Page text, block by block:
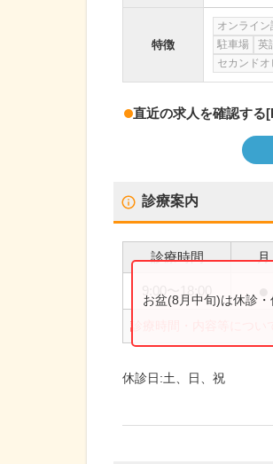
特徴
オンライン
駐車場
英
セカンド
直近の求人を確認する
診療案内
診療時間 月
9:00 18:00
診療時間・内容等につい
お盆(8月中旬)は休診
休診日:土、日、祝